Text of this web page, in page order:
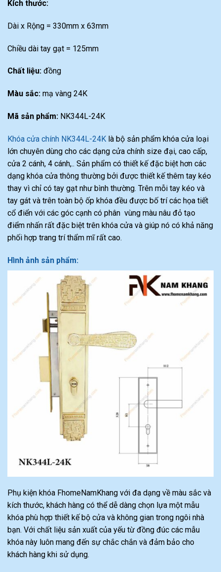
Kích thước:
Dài x Rộng = 330mm x 63mm
Chiều dài tay gạt = 125mm
Chất liệu: đồng
Màu sắc: mạ vàng 24K
Mã sản phẩm: NK344L-24K
Khóa cửa chính NK344L-24K là bộ sản phẩm khóa cửa loại
lớn chuyên dùng cho các dạng cửa chính size đại, cao cấp,
cửa 2 cánh, 4 cánh,.. Sản phẩm có thiết kế đặc biệt hơn các
dạng khóa cửa thông thường bởi được thiết kế thêm tay kéo
thay vì chỉ có tay gạt như bình thường. Trên mỗi tay kéo và
tay gát và trên toàn bộ ốp khóa đều được bố trí các họa tiết
cổ điển với các góc cạnh có phân vùng màu nâu đỏ tạo
điểm nhấn rất đặc biệt trên khóa cửa và giúp nó có khả năng
phối hợp trang trí thẩm mĩ rất cao.
Hình ảnh sản phẩm:
Phụ kiện khóa FhomeNamKhang với đa dạng về màu sắc và
kích thước, khách hàng có thể dễ dàng chọn lựa một mẫu
khóa phù hợp thiết kế bộ cửa và không gian trong ngôi nhà
bạn. Với chất liệu sản xuất của yếu từ đồng đúc các mẫu
khóa này luôn mang đến sự chắc chắn và đảm bảo cho
khách hàng khi sử dụng.